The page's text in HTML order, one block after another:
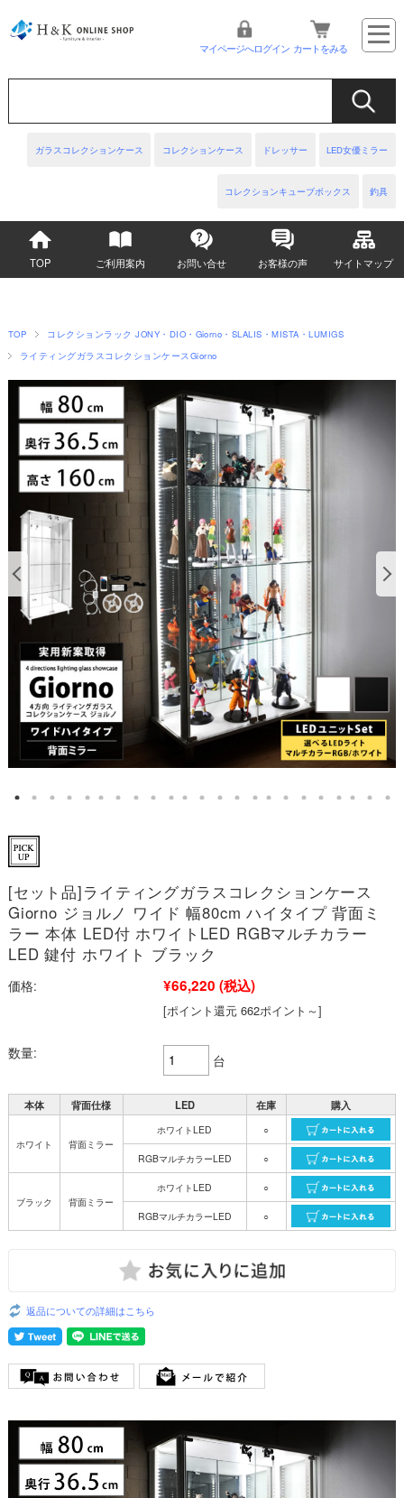
ガラスコレクションケース コレクションケース ドレッサー LED女優ミラー
コレクションキューブボックス 釣具
マイページへログイン カートをみる
TOP ご利用案内 お問い合せ お客様の声 サイトマップ
TOP
コレクションラック JONY・DIO・Giorno・SLALIS・MISTA・LUMIGS
ライティングガラスコレクションケースGiorno
[セット品]ライティングガラスコレクションケース
Giorno ジョルノ ワイド 幅80cm ハイタイプ 背面ミ
ラー 本体 LED付 ホワイトLED RGBマルチカラー
LED 鍵付 ホワイト ブラック
価格: ¥66,220 (税込)
[ポイント還元 662ポイント～]
数量: 台
本体 背面仕様 LED 在庫 購入
ホワイト 背面ミラー
ホワイトLED ○
RGBマルチカラーLED ○
ブラック 背面ミラー
ホワイトLED ○
RGBマルチカラーLED ○
返品についての詳細はこちら